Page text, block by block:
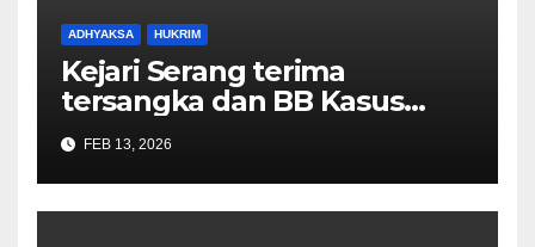
ADHYAKSA HUKRIM
Kejari Serang terima
tersangka dan BB Kasus
Korupsi jual beli minyak
goreng curah 2025
FEB 13, 2026